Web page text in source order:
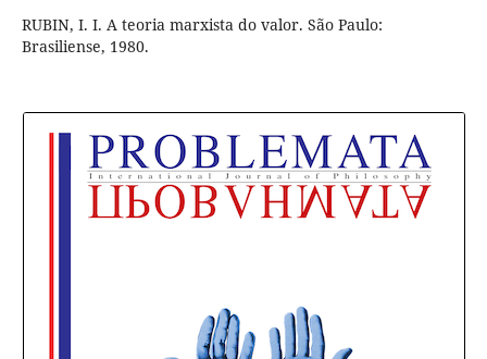
RUBIN, I. I. A teoria marxista do valor. São Paulo:
Brasiliense, 1980.